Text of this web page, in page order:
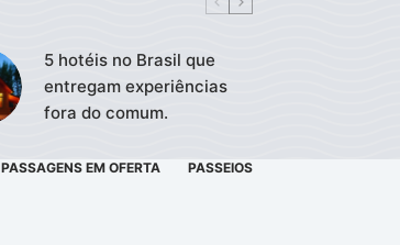
5 hotéis no Brasil que
entregam experiências
fora do comum.
PASSAGENS EM OFERTA PASSEIOS